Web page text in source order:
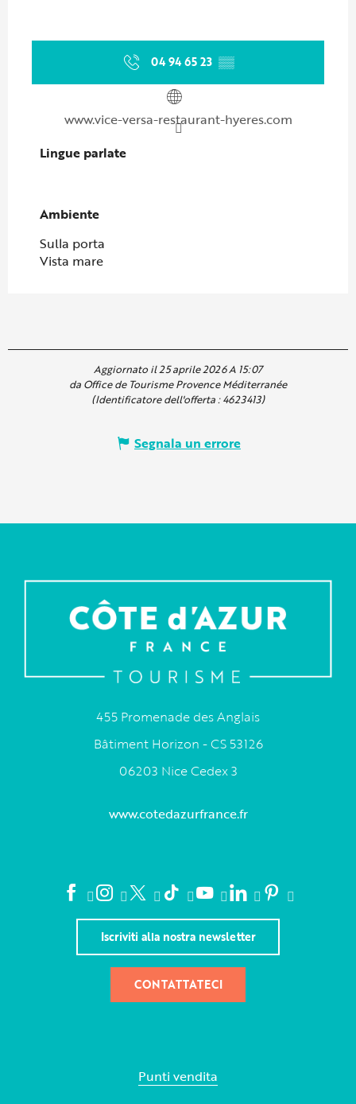
04 94 65 23 ▒▒
www.vice-versa-restaurant-hyeres.com
Lingue parlate
Lingue parlate
Ambiente
Ambiente
Sulla porta
Vista mare
Aggiornato il 25 aprile 2026 A 15:07
da Office de Tourisme Provence Méditerranée
(Identificatore dell'offerta :4623413)
Segnala un errore
455 Promenade des Anglais
Bâtiment Horizon - CS 53126
06203 Nice Cedex 3
www.cotedazurfrance.fr
Iscriviti alla nostra newsletter
CONTATTATECI
Punti vendita